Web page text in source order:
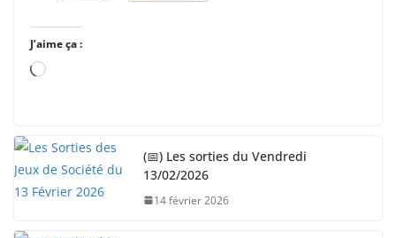
J’aime ça :
C
(📅) Les sorties du Vendredi
13/02/2026
14 février 2026